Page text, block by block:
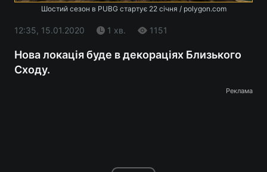
Шостий сезон в PUBG стартує 22 січня / polygon.com
12:35, 15.01.2020 1 хв. 1151
Нова локація буде в декораціях Близького
Сходу.
Реклама